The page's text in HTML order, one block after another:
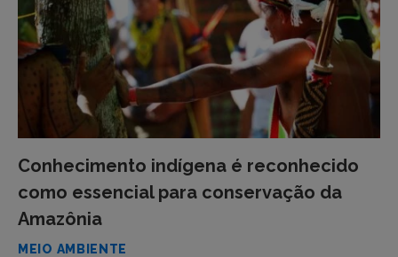
Conhecimento indígena é reconhecido
como essencial para conservação da
Amazônia
MEIO AMBIENTE